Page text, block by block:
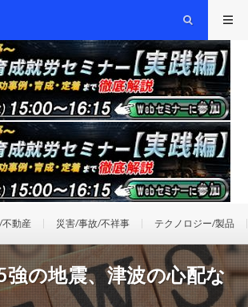
動産 災害/事故/不祥事 テクノロジー/製品
強の地震、津波の心配な